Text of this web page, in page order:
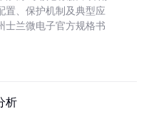
置、保护机制及典型应
士兰微电子官方规格书
析